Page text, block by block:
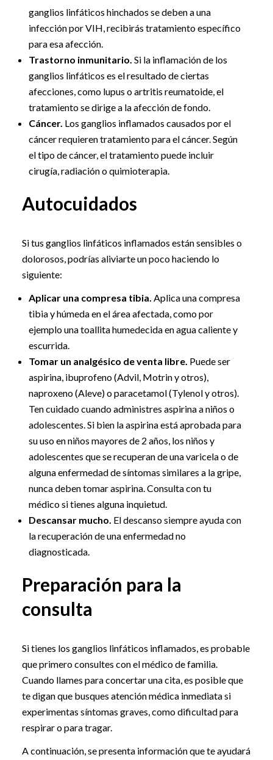
ganglios linfáticos hinchados se deben a una
infección por VIH, recibirás tratamiento específico
para esa afección.
Trastorno inmunitario. Si la inflamación de los
ganglios linfáticos es el resultado de ciertas
afecciones, como lupus o artritis reumatoide, el
tratamiento se dirige a la afección de fondo.
Cáncer. Los ganglios inflamados causados por el
cáncer requieren tratamiento para el cáncer. Según
el tipo de cáncer, el tratamiento puede incluir
cirugía, radiación o quimioterapia.
Autocuidados
Si tus ganglios linfáticos inflamados están sensibles o
dolorosos, podrías aliviarte un poco haciendo lo
siguiente:
Aplicar una compresa tibia. Aplica una compresa
tibia y húmeda en el área afectada, como por
ejemplo una toallita humedecida en agua caliente y
escurrida.
Tomar un analgésico de venta libre. Puede ser
aspirina, ibuprofeno (Advil, Motrin y otros),
naproxeno (Aleve) o paracetamol (Tylenol y otros).
Ten cuidado cuando administres aspirina a niños o
adolescentes. Si bien la aspirina está aprobada para
su uso en niños mayores de 2 años, los niños y
adolescentes que se recuperan de una varicela o de
alguna enfermedad de síntomas similares a la gripe,
nunca deben tomar aspirina. Consulta con tu
médico si tienes alguna inquietud.
Descansar mucho. El descanso siempre ayuda con
la recuperación de una enfermedad no
diagnosticada.
Preparación para la
consulta
Si tienes los ganglios linfáticos inflamados, es probable
que primero consultes con el médico de familia.
Cuando llames para concertar una cita, es posible que
te digan que busques atención médica inmediata si
experimentas síntomas graves, como dificultad para
respirar o para tragar.
A continuación, se presenta información que te ayudará